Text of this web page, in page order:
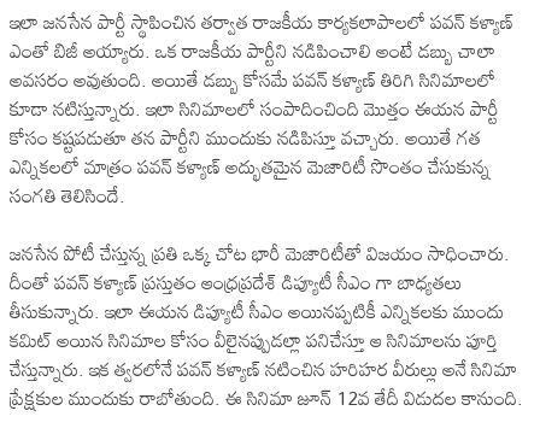
ఇలా జనసేన పార్టీ స్థాపించిన తర్వాత రాజకీయ కార్యకలాపాలలో పవన్ కళ్యాణ్
ఎంతో బిజీ అయ్యారు. ఒక రాజకీయ పార్టీని నడిపించాలి అంటే డబ్బు చాలా
అవసరం అవుతుంది. అయితే డబ్బు కోసమే పవన్ కళ్యాణ్ తిరిగి సినిమాలలో
కూడా నటిస్తున్నారు. ఇలా సినిమాలలో సంపాదించింది మొత్తం ఈయన పార్టీ
కోసం కష్టపడుతూ తన పార్టీని ముందుకు నడిపిస్తూ వచ్చారు. అయితే గత
ఎన్నికలలో మాత్రం పవన్ కళ్యాణ్ అద్భుతమైన మెజారిటీ సొంతం చేసుకున్న
సంగతి తెలిసిందే.
జనసేన పోటీ చేస్తున్న ప్రతి ఒక్క చోట భారీ మెజారిటీతో విజయం సాధించారు.
దీంతో పవన్ కళ్యాణ్ ప్రస్తుతం ఆంధ్రప్రదేశ్ డిప్యూటీ సీఎం గా బాధ్యతలు
తీసుకున్నారు. ఇలా ఈయన డిప్యూటీ సీఎం అయినప్పటికీ ఎన్నికలకు ముందు
కమిట్ అయిన సినిమాల కోసం వీలైనప్పుడల్లా పనిచేస్తూ ఆ సినిమాలను పూర్తి
చేస్తున్నారు. ఇక త్వరలోనే పవన్ కళ్యాణ్ నటించిన హరిహర వీరుల్లు అనే సినిమా
ప్రేక్షకుల ముందుకు రాబోతుంది. ఈ సినిమా జూన్ 12వ తేదీ విడుదల కానుంది.